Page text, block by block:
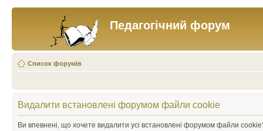
Педагогічний форум
Список форумів
Видалити встановлені форумом файли cookie
Ви впевнені, що хочете видалити усі встановлені форумом файли